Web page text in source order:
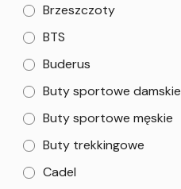
Brzeszczoty
BTS
Buderus
Buty sportowe damskie
Buty sportowe męskie
Buty trekkingowe
Cadel